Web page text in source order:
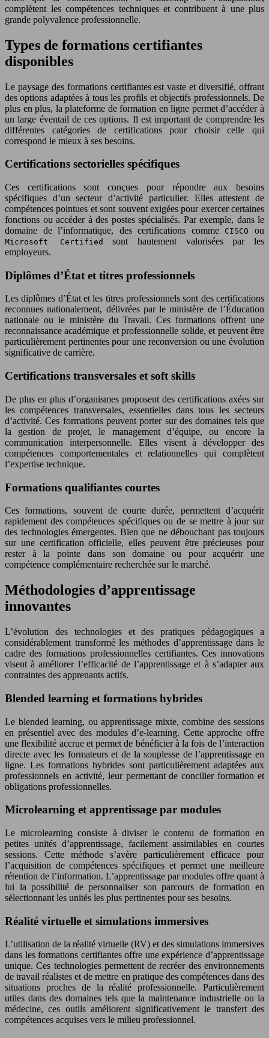
complètent les compétences techniques et contribuent à une plus
grande polyvalence professionnelle.
Types de formations certifiantes
disponibles
Le paysage des formations certifiantes est vaste et diversifié, offrant
des options adaptées à tous les profils et objectifs professionnels. De
plus en plus, la plateforme de formation en ligne permet d’accéder à
un large éventail de ces options. Il est important de comprendre les
différentes catégories de certifications pour choisir celle qui
correspond le mieux à ses besoins.
Certifications sectorielles spécifiques
Ces certifications sont conçues pour répondre aux besoins
spécifiques d’un secteur d’activité particulier. Elles attestent de
compétences pointues et sont souvent exigées pour exercer certaines
fonctions ou accéder à des postes spécialisés. Par exemple, dans le
domaine de l’informatique, des certifications comme
CISCO ou
Microsoft Certified
sont hautement valorisées par les
employeurs.
Diplômes d’État et titres professionnels
Les diplômes d’État et les titres professionnels sont des certifications
reconnues nationalement, délivrées par le ministère de l’Éducation
nationale ou le ministère du Travail. Ces formations offrent une
reconnaissance académique et professionnelle solide, et peuvent être
particulièrement pertinentes pour une reconversion ou une évolution
significative de carrière.
Certifications transversales et soft skills
De plus en plus d’organismes proposent des certifications axées sur
les compétences transversales, essentielles dans tous les secteurs
d’activité. Ces formations peuvent porter sur des domaines tels que
la gestion de projet, le management d’équipe, ou encore la
communication interpersonnelle. Elles visent à développer des
compétences comportementales et relationnelles qui complètent
l’expertise technique.
Formations qualifiantes courtes
Ces formations, souvent de courte durée, permettent d’acquérir
rapidement des compétences spécifiques ou de se mettre à jour sur
des technologies émergentes. Bien que ne débouchant pas toujours
sur une certification officielle, elles peuvent être précieuses pour
rester à la pointe dans son domaine ou pour acquérir une
compétence complémentaire recherchée sur le marché.
Méthodologies d’apprentissage
innovantes
L’évolution des technologies et des pratiques pédagogiques a
considérablement transformé les méthodes d’apprentissage dans le
cadre des formations professionnelles certifiantes. Ces innovations
visent à améliorer l’efficacité de l’apprentissage et à s’adapter aux
contraintes des apprenants actifs.
Blended learning et formations hybrides
Le blended learning, ou apprentissage mixte, combine des sessions
en présentiel avec des modules d’e-learning. Cette approche offre
une flexibilité accrue et permet de bénéficier à la fois de l’interaction
directe avec les formateurs et de la souplesse de l’apprentissage en
ligne. Les formations hybrides sont particulièrement adaptées aux
professionnels en activité, leur permettant de concilier formation et
obligations professionnelles.
Microlearning et apprentissage par modules
Le microlearning consiste à diviser le contenu de formation en
petites unités d’apprentissage, facilement assimilables en courtes
sessions. Cette méthode s’avère particulièrement efficace pour
l’acquisition de compétences spécifiques et permet une meilleure
rétention de l’information. L’apprentissage par modules offre quant à
lui la possibilité de personnaliser son parcours de formation en
sélectionnant les unités les plus pertinentes pour ses besoins.
Réalité virtuelle et simulations immersives
L’utilisation de la réalité virtuelle (RV) et des simulations immersives
dans les formations certifiantes offre une expérience d’apprentissage
unique. Ces technologies permettent de recréer des environnements
de travail réalistes et de mettre en pratique des compétences dans des
situations proches de la réalité professionnelle. Particulièrement
utiles dans des domaines tels que la maintenance industrielle ou la
médecine, ces outils améliorent significativement le transfert des
compétences acquises vers le milieu professionnel.